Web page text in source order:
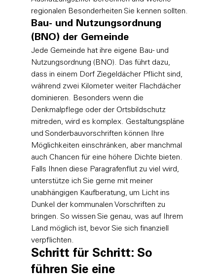
regionalen Besonderheiten Sie kennen sollten.
Bau- und Nutzungsordnung
(BNO) der Gemeinde
Jede Gemeinde hat ihre eigene Bau- und
Nutzungsordnung (BNO). Das führt dazu,
dass in einem Dorf Ziegeldächer Pflicht sind,
während zwei Kilometer weiter Flachdächer
dominieren. Besonders wenn die
Denkmalpflege oder der Ortsbildschutz
mitreden, wird es komplex. Gestaltungspläne
und Sonderbauvorschriften können Ihre
Möglichkeiten einschränken, aber manchmal
auch Chancen für eine höhere Dichte bieten.
Falls Ihnen diese Paragrafenflut zu viel wird,
unterstütze ich Sie gerne mit meiner
unabhängigen Kaufberatung, um Licht ins
Dunkel der kommunalen Vorschriften zu
bringen. So wissen Sie genau, was auf Ihrem
Land möglich ist, bevor Sie sich finanziell
verpflichten.
Schritt für Schritt: So
führen Sie eine